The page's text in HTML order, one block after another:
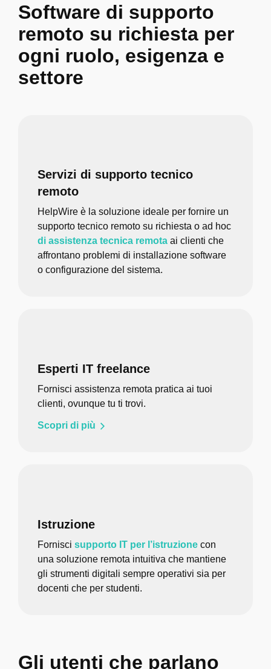
Software di supporto
remoto su richiesta per
ogni ruolo, esigenza e
settore
Servizi di supporto tecnico
remoto
HelpWire è la soluzione ideale per fornire un
supporto tecnico remoto su richiesta o ad hoc
di assistenza tecnica remota ai clienti che
affrontano problemi di installazione software
o configurazione del sistema.
Esperti IT freelance
Fornisci assistenza remota pratica ai tuoi
clienti, ovunque tu ti trovi.
Scopri di più
Istruzione
Fornisci supporto IT per l’istruzione con
una soluzione remota intuitiva che mantiene
gli strumenti digitali sempre operativi sia per
docenti che per studenti.
Gli utenti che parlano